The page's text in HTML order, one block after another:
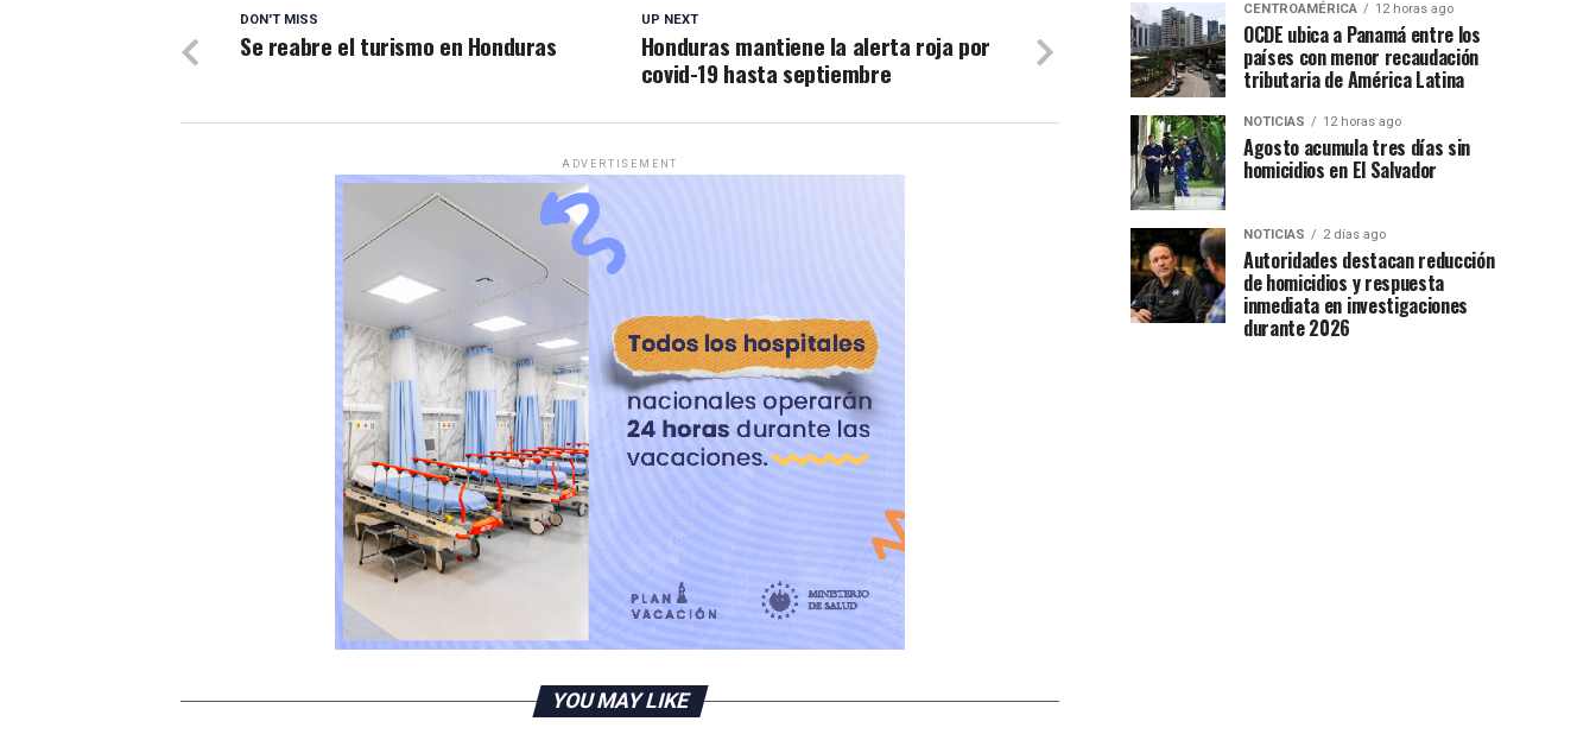
UP NEXT
Honduras mantiene la alerta roja por
covid-19 hasta septiembre
DON'T MISS
Se reabre el turismo en Honduras
ADVERTISEMENT
YOU MAY LIKE
CENTROAMÉRICA 12 horas ago
OCDE ubica a Panamá entre los
países con menor recaudación
tributaria de América Latina
NOTICIAS 12 horas ago
Agosto acumula tres días sin
homicidios en El Salvador
NOTICIAS 2 días ago
Autoridades destacan reducción
de homicidios y respuesta
inmediata en investigaciones
durante 2026